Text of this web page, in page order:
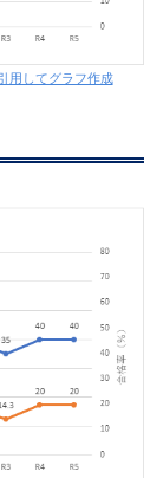
用してグラフ作成